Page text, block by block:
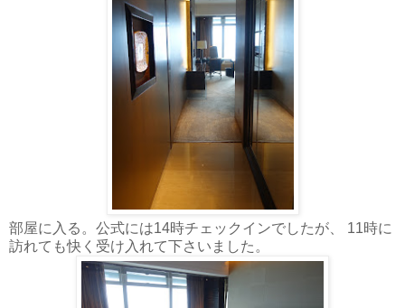
部屋に入る。公式には14時チェックインでしたが、 11時に
訪れても快く受け入れて下さいました。